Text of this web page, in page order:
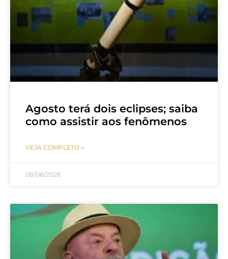
Agosto terá dois eclipses; saiba
como assistir aos fenômenos
VEJA COMPLETO »
08/08/2026